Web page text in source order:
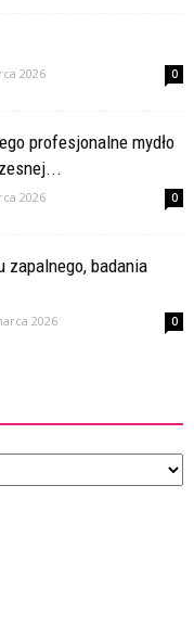
2026 0
profesjonalne mydło
2026 0
zapalnego, badania
2026 0